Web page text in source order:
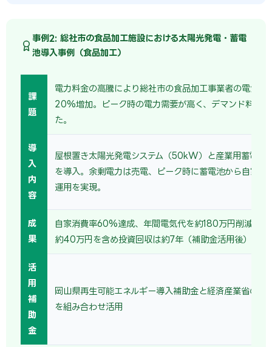
事例2: 総社市の食品加工施設における太陽光発電・蓄電
池導入事例（食品加工）
課
題
電力料金の高騰により総社市の食品加工事業者の電気代
20%増加。ピーク時の電力需要が高く、デマンド料金
た。
導
入
内
容
屋根置き太陽光発電システム（50kW）と産業用蓄電
を導入。余剰電力は売電、ピーク時に蓄電池から自家消
運用を実現。
成
果
自家消費率60%達成、年間電気代を約180万円削減。売
約40万円を含め投資回収は約7年（補助金活用後）。
活
用
補
助
金
岡山県再生可能エネルギー導入補助金と経済産業省の省
を組み合わせ活用